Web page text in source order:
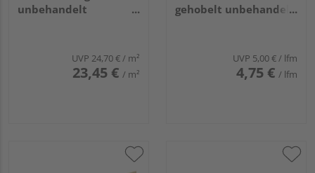
unbehandelt
UVP 24,70 € / m²
23,45 € / m²
gehobelt unbehandelt
UVP 5,00 € / lfm
4,75 € / lfm